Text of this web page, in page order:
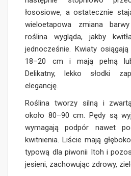
łososiowe, a ostatecznie
wieloetapowa zmiana
roślina wygląda, jakby
jednocześnie. Kwiaty
18–20 cm i mają pełną
Delikatny, lekko słodki
elegancję.
Roślina tworzy silną i
około 80–90 cm. Pędy są
wymagają podpór nawet
kwitnienia. Liście mają
typową dla piwonii Itoh i
jesieni, zachowując zdrowy,